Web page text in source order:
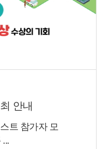
안내
트 참가자 모
...